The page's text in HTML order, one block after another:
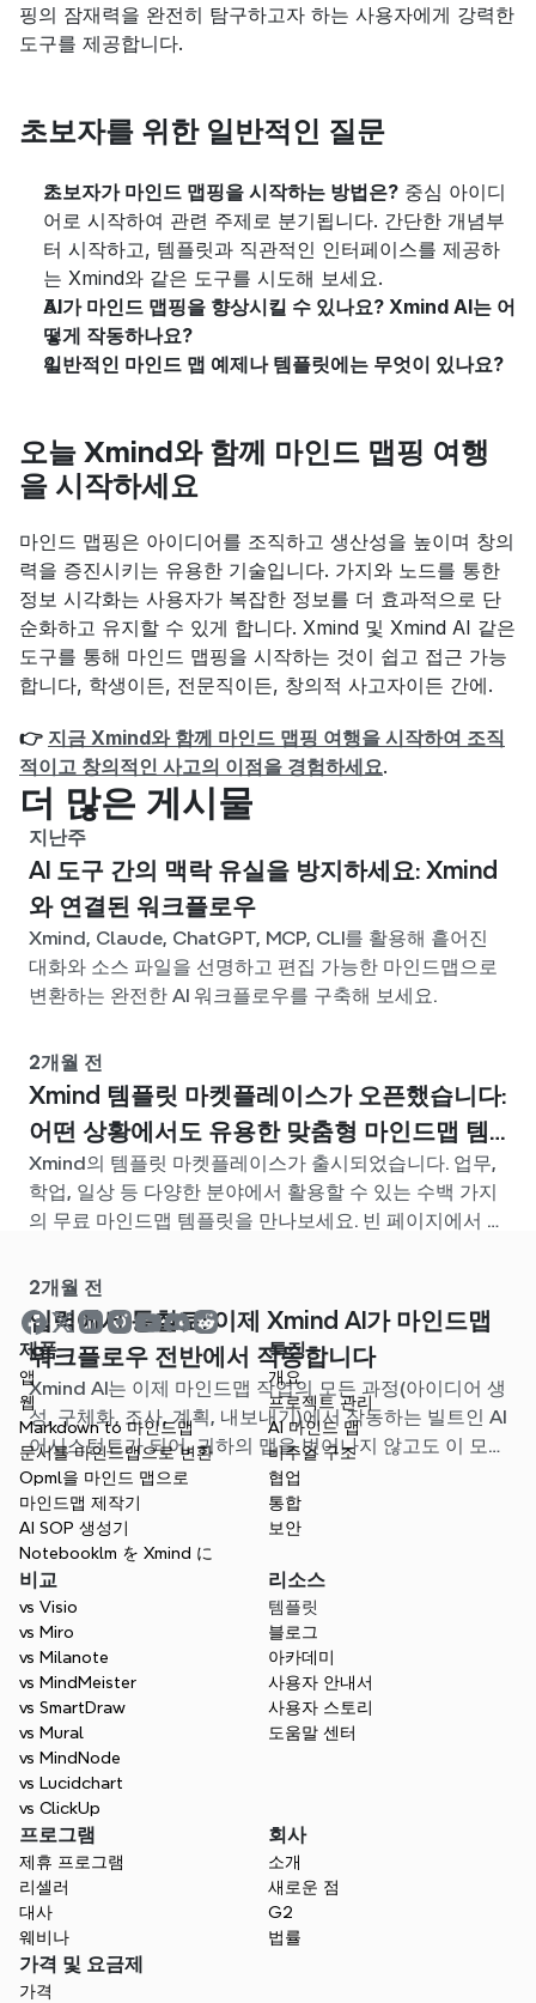
핑의 잠재력을 완전히 탐구하고자 하는 사용자에게 강력한
도구를 제공합니다.
초보자를 위한 일반적인 질문
초보자가 마인드 맵핑을 시작하는 방법은? 중심 아이디
어로 시작하여 관련 주제로 분기됩니다. 간단한 개념부
터 시작하고, 템플릿과 직관적인 인터페이스를 제공하
는 Xmind와 같은 도구를 시도해 보세요.
AI가 마인드 맵핑을 향상시킬 수 있나요? Xmind AI는 어
떻게 작동하나요?
일반적인 마인드 맵 예제나 템플릿에는 무엇이 있나요?
오늘 Xmind와 함께 마인드 맵핑 여행
을 시작하세요
마인드 맵핑은 아이디어를 조직하고 생산성을 높이며 창의
력을 증진시키는 유용한 기술입니다. 가지와 노드를 통한
정보 시각화는 사용자가 복잡한 정보를 더 효과적으로 단
순화하고 유지할 수 있게 합니다. Xmind 및 Xmind AI 같은
도구를 통해 마인드 맵핑을 시작하는 것이 쉽고 접근 가능
합니다, 학생이든, 전문직이든, 창의적 사고자이든 간에.
👉 지금 Xmind와 함께 마인드 맵핑 여행을 시작하여 조직
적이고 창의적인 사고의 이점을 경험하세요.
더 많은 게시물
지난주
AI 도구 간의 맥락 유실을 방지하세요: Xmind
와 연결된 워크플로우
Xmind, Claude, ChatGPT, MCP, CLI를 활용해 흩어진
대화와 소스 파일을 선명하고 편집 가능한 마인드맵으로
변환하는 완전한 AI 워크플로우를 구축해 보세요.
2개월 전
Xmind 템플릿 마켓플레이스가 오픈했습니다:
어떤 상황에서도 유용한 맞춤형 마인드맵 템
플릿을 찾아보세요
Xmind의 템플릿 마켓플레이스가 출시되었습니다. 업무,
학업, 일상 등 다양한 분야에서 활용할 수 있는 수백 가지
의 무료 마인드맵 템플릿을 만나보세요. 빈 페이지에서 고
2개월 전
입력에서 통찰로: 이제 Xmind AI가 마인드맵
워크플로우 전반에서 작동합니다
Xmind AI는 이제 마인드맵 작업의 모든 과정(아이디어 생
성, 구체화, 조사, 계획, 내보내기)에서 작동하는 빌트인 AI
어시스턴트가 되어, 귀하의 맵을 벗어나지 않고도 이 모든
것을 처리할 수 있도록 지원합니다.
제품
앱
웹
Markdown to 마인드맵
문서를 마인드맵으로 변환
Opml을 마인드 맵으로
마인드맵 제작기
AI SOP 생성기
Notebooklm を Xmind に
특징
개요
프로젝트 관리
AI 마인드 맵
비주얼 구조
협업
통합
보안
비교
vs Visio
vs Miro
vs Milanote
vs MindMeister
vs SmartDraw
vs Mural
vs MindNode
vs Lucidchart
vs ClickUp
리소스
템플릿
블로그
아카데미
사용자 안내서
사용자 스토리
도움말 센터
프로그램
제휴 프로그램
리셀러
대사
웨비나
회사
소개
새로운 점
G2
법률
가격 및 요금제
가격